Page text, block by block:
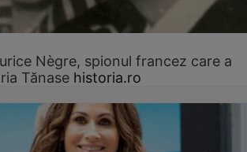
Nègre, spionul francez care a
Tănase historia.ro